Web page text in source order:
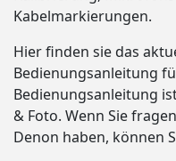
Kabelmarkierungen.
Hier finden sie das
Bedienungsanleitung
Bedienungsanleitung
& Foto. Wenn Sie
Denon haben, können